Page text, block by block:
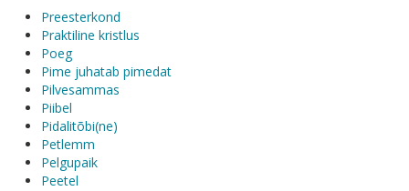
Preesterkond
Praktiline kristlus
Poeg
Pime juhatab pimedat
Pilvesammas
Piibel
Pidalitõbi(ne)
Petlemm
Pelgupaik
Peetel